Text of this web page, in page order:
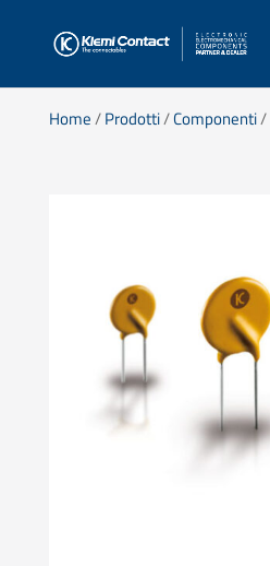
Home/Prodotti/Componenti/